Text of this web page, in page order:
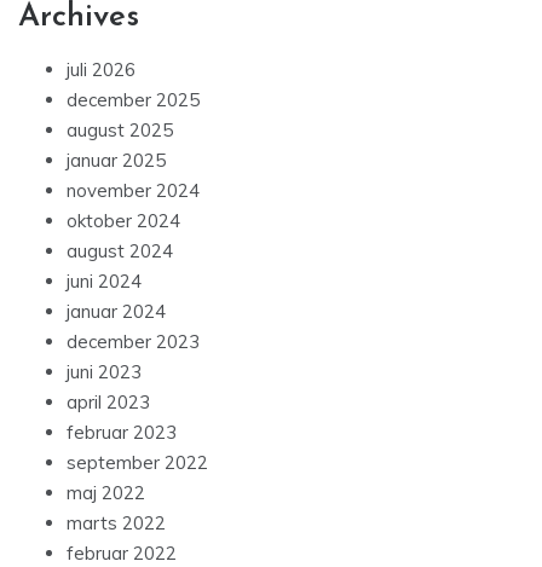
Archives
juli 2026
december 2025
august 2025
januar 2025
november 2024
oktober 2024
august 2024
juni 2024
januar 2024
december 2023
juni 2023
april 2023
februar 2023
september 2022
maj 2022
marts 2022
februar 2022